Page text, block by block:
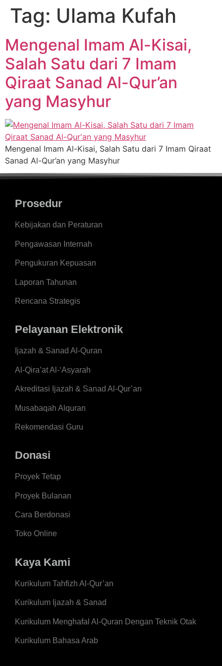
Tag: Ulama Kufah
Mengenal Imam Al-Kisai,
Salah Satu dari 7 Imam
Qiraat Sanad Al-Qur’an
yang Masyhur
Mengenal Imam Al-Kisai, Salah Satu dari 7 Imam Qiraat
Sanad Al-Qur’an yang Masyhur
Prosedur
Kebijakan dan Peraturan
Pengawasan Internah
Pengukuran Kepuasan
Laporan Tahunan
Rencana Strategis
Pelayanan Elektronik
Ijazah & Sanad Al-Quran
Al-Qira’at Al-‘Asyarah
Akreditasi Ijazah & Sanad Al-Qur’an
Musabaqah Alquran
Rekomendasi Guru
Donasi
Proyek Tetap
Proyek Bulanan
Cara Berdonasi
Toko Online
Kaya Kami
Kurikulum Tahfizh Al-Qur’an
Kurikulum Ijazah & Sanad
Kurikulum Menghafal Al-Quran Dengan Teknik Otak
Kurikulum Bahasa Arab